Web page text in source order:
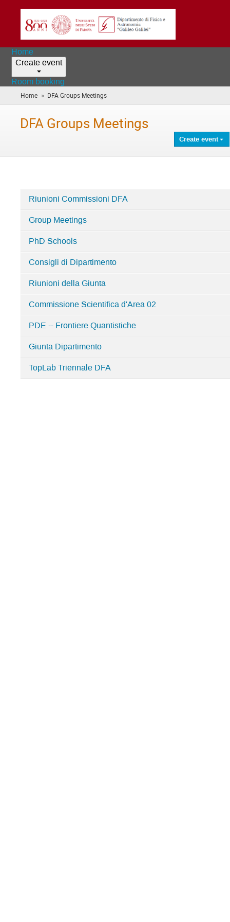
Home
Create event
Room booking
Home » DFA Groups Meetings
are
DFA Groups Meetings
Create event
DFA
Meetings
Riunioni Commissioni DFA
Group Meetings
PhD Schools
Consigli di Dipartimento
Riunioni della Giunta
Commissione Scientifica d'Area 02
PDE -- Frontiere Quantistiche
Giunta Dipartimento
TopLab Triennale DFA